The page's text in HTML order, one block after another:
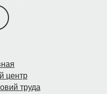
центр
труда